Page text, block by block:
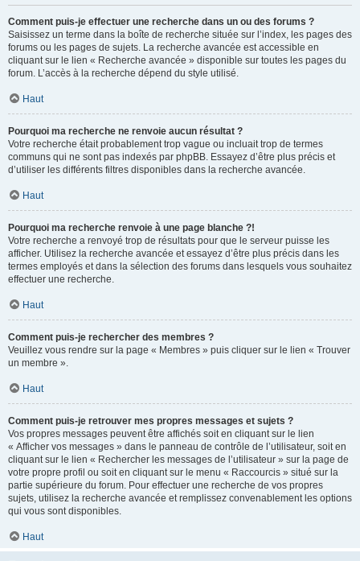
Comment puis-je effectuer une recherche dans un ou des forums ?
Saisissez un terme dans la boîte de recherche située sur l’index, les pages des
forums ou les pages de sujets. La recherche avancée est accessible en
cliquant sur le lien « Recherche avancée » disponible sur toutes les pages du
forum. L’accès à la recherche dépend du style utilisé.
Haut
Pourquoi ma recherche ne renvoie aucun résultat ?
Votre recherche était probablement trop vague ou incluait trop de termes
communs qui ne sont pas indexés par phpBB. Essayez d’être plus précis et
d’utiliser les différents filtres disponibles dans la recherche avancée.
Haut
Pourquoi ma recherche renvoie à une page blanche ?!
Votre recherche a renvoyé trop de résultats pour que le serveur puisse les
afficher. Utilisez la recherche avancée et essayez d’être plus précis dans les
termes employés et dans la sélection des forums dans lesquels vous souhaitez
effectuer une recherche.
Haut
Comment puis-je rechercher des membres ?
Veuillez vous rendre sur la page « Membres » puis cliquer sur le lien « Trouver
un membre ».
Haut
Comment puis-je retrouver mes propres messages et sujets ?
Vos propres messages peuvent être affichés soit en cliquant sur le lien
« Afficher vos messages » dans le panneau de contrôle de l’utilisateur, soit en
cliquant sur le lien « Rechercher les messages de l’utilisateur » sur la page de
votre propre profil ou soit en cliquant sur le menu « Raccourcis » situé sur la
partie supérieure du forum. Pour effectuer une recherche de vos propres
sujets, utilisez la recherche avancée et remplissez convenablement les options
qui vous sont disponibles.
Haut